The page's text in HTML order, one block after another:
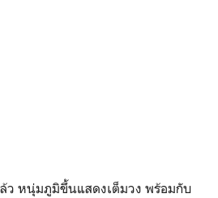
ว หนุ่มภูมิขึ้นแสดงเต็มวง พร้อมกับ